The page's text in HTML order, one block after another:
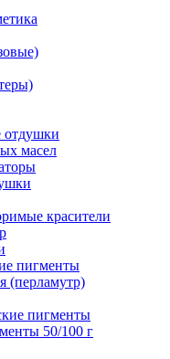
масел
красители
пигменты
(перламутр)
пигменты
50/100 г